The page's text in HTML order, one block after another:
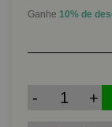
Ganhe 10% de
- +